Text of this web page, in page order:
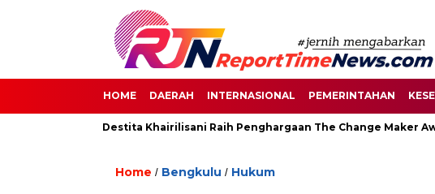
HOME DAERAH INTERNASIONAL PEMERINTAHAN
Senayan, Destita Khairilisani Raih Penghargaan The Change Maker Awards
Home / Bengkulu / Hukum